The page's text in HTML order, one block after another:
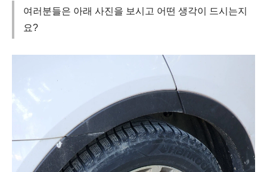
여러분들은 아래 사진을 보시고 어떤 생각이 드시는지
요?